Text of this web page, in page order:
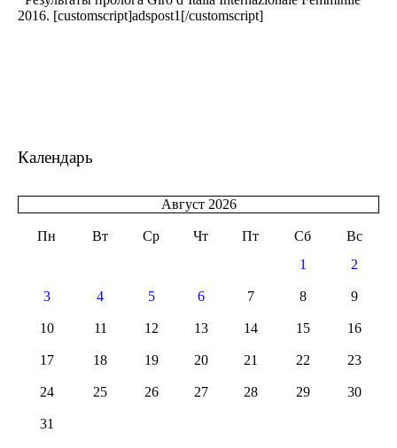
2016. [customscript]adspost1[/customscript]
Календарь
Август 2026
Пн Вт Ср Чт Пт Сб
Вс
1
2
3 4 5 6 7 8 9
10 11 12 13 14 15 16
17 18 19 20 21 22 23
24 25 26 27 28 29 30
31